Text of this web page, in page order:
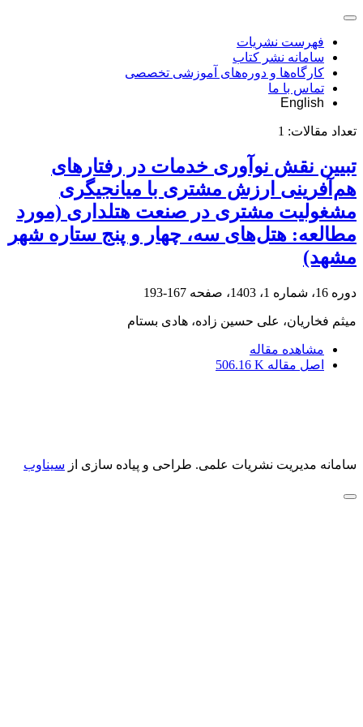
فهرست نشریات
سامانه نشر کتاب
کارگاه‌ها و دوره‌های آموزشی تخصصی
تماس با ما
English
تعداد مقالات: 1
تبیین نقش نوآوری خدمات در رفتارهای
هم‌آفرینی ارزش مشتری با میانجیگری
مشغولیت مشتری در صنعت هتلداری (مورد
مطالعه: هتل‌های سه، چهار و پنج ستاره شهر
مشهد)
دوره 16، شماره 1، 1403، صفحه 167-193
میثم فخاریان، علی حسین زاده، هادی بستام
مشاهده مقاله
اصل مقاله 506.16 K
سامانه مدیریت نشریات علمی. طراحی و پیاده سازی از سیناوب